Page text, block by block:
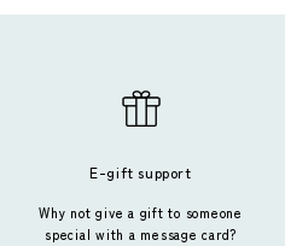
E-gift support
Why not give a gift to someone
special with a message card?